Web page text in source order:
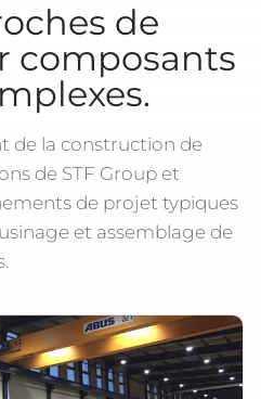
de
composants
de la construction de
de STF Group et
de projet typiques
et assemblage de